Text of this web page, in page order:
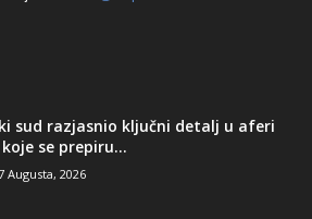
sud razjasnio ključni detalj u aferi
se prepiru...
Augusta, 2026